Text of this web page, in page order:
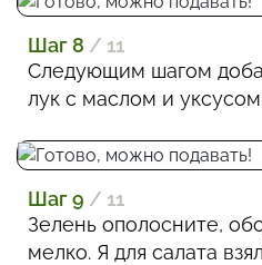
Шаг 8 / 11
Следующим шагом
лук с маслом и
Шаг 9 / 11
Зелень ополосните,
мелко. Я для салата